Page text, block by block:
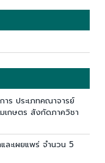
ร ประเภทคณาจารย์
เกษตร สังกัดภาควิชา
ละเผยแพร่ จำนวน 5